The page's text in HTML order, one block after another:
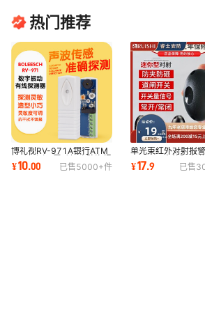
热门推荐
博礼视RV-971A银行ATM
振动探测器震动探头防盗报
警器高灵敏度感应
¥10.00 已售5000+件
单光束红外对射报
ABO-20户外限高道
线感应警报探测器
¥17.9 已售